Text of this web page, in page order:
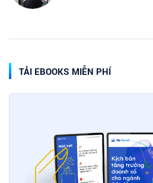
TẢI EBOOKS MIỄN PHÍ